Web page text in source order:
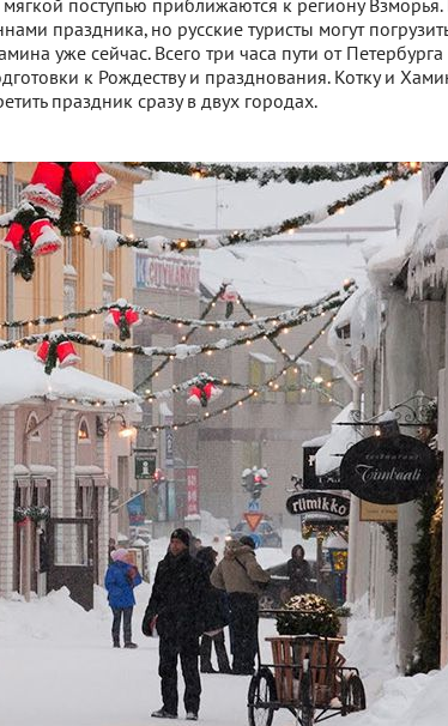
поступью приближаются к региону Взморья.
праздника, но русские туристы могут
уже сейчас. Всего три часа пути от Петербурга
к Рождеству и празднования. Котку и
праздник сразу в двух городах.